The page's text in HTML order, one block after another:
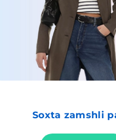
Soxta zamshli